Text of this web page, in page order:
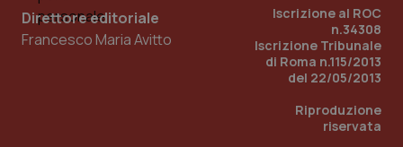
Direttore editoriale
Francesco Maria Avitto
Iscrizione al ROC
n.34308
Iscrizione Tribunale
di Roma n.115/2013
del 22/05/2013
Riproduzione
riservata
utilizzato
da Google
Analytics
per
lo stato
della